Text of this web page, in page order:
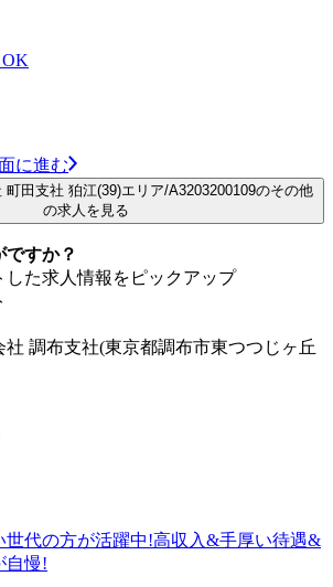
に進む
町田支社 狛江(39)エリア/A3203200109のその他
の求人を見る
ですか？
した求人情報をピックアップ
調布支社(東京都調布市東つつじヶ丘
代の方が活躍中!高収入&手厚い待遇&
自慢!